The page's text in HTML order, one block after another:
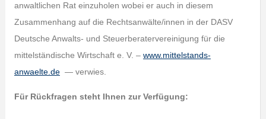
anwaltlichen Rat einzuholen wobei er auch in diesem
Zusammenhang auf die Rechtsanwälte/innen in der DASV
Deutsche Anwalts- und Steuerberatervereinigung für die
mittelständische Wirtschaft e. V. – www.mittelstands-
anwaelte.de— verwies.
Für Rückfragen steht Ihnen zur Verfügung: